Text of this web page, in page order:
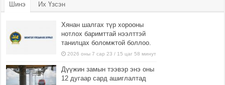
Шинэ Их Үзсэн
Хянан шалгах түр хорооны
нотлох баримттай нээлттэй
танилцах боломжтой боллоо.
2026 оны 7 сар 23 / 15 цаг 58 минут
Дүүжин замын тээвэр энэ оны
12 дугаар сард ашиглалтад